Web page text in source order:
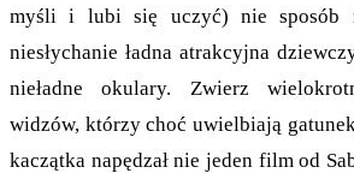
myśli i lubi się uczyć) nie sposób
niesłychanie ładna atrakcyjna
nieładne okulary. Zwierz
widzów, którzy choć uwielbiają
kaczątka napędzał nie jeden film od